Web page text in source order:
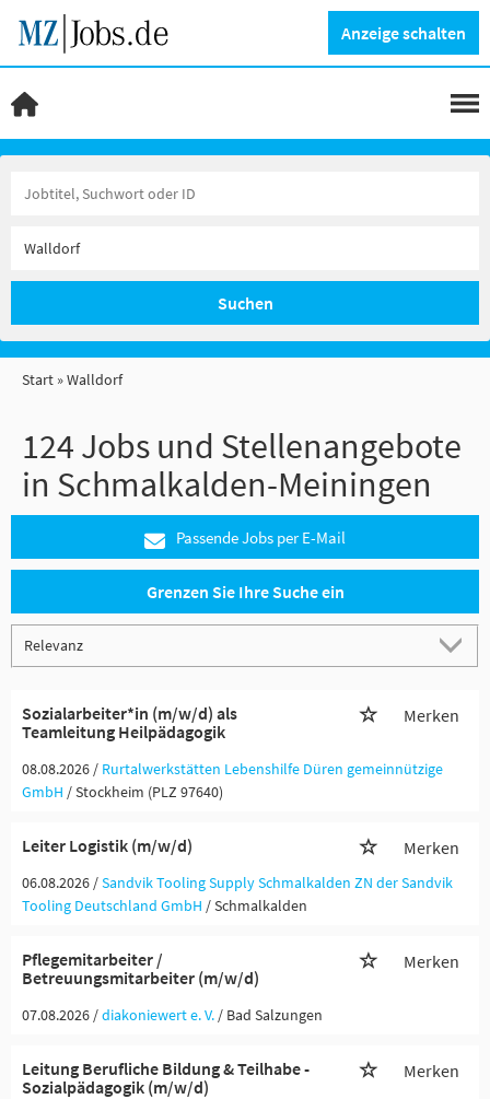
Anzeige schalten
Suchen
Start Walldorf
124 Jobs und Stellenangebote
in Schmalkalden-Meiningen
Passende Jobs per E-Mail
Grenzen Sie Ihre Suche ein
Sozialarbeiter*in (m/w/d) als
Teamleitung Heilpädagogik
Merken
08.08.2026 / Rurtalwerkstätten Lebenshilfe Düren gemeinnützige
GmbH / Stockheim (PLZ 97640)
Leiter Logistik (m/w/d) Merken
06.08.2026 /Sandvik Tooling Supply Schmalkalden ZN der Sandvik
Tooling Deutschland GmbH / Schmalkalden
Pflegemitarbeiter /
Betreuungsmitarbeiter (m/w/d)
Merken
07.08.2026 /diakoniewert e. V. / Bad Salzungen
Leitung Berufliche Bildung & Teilhabe -
Sozialpädagogik (m/w/d)
Merken